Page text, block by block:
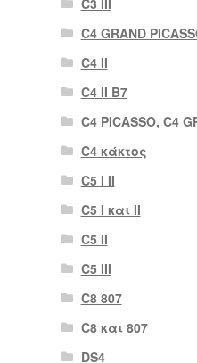
C4 GRAND
C4 II
C4 II B7
C4 PICASSO, C4
C4 κάκτος
C5 I II
C5 I και II
C5 II
C5 III
C8 807
C8 και 807
DS4